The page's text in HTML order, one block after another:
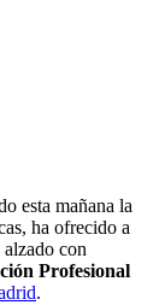
esta mañana la
ha ofrecido a
con
Profesional
.